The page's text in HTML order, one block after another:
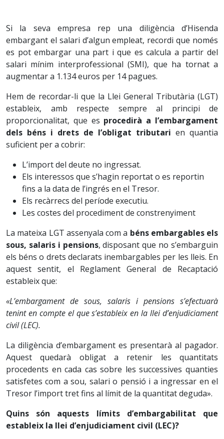
Si la seva empresa rep una diligència d’Hisenda
embargant el salari d’algun empleat, recordi que només
es pot embargar una part i que es calcula a partir del
salari mínim interprofessional (SMI), que ha tornat a
augmentar a 1.134 euros per 14 pagues.
Hem de recordar-li que la Llei General Tributària (LGT)
estableix, amb respecte sempre al principi de
proporcionalitat, que es procedirà a l’embargament
dels béns i drets de l’obligat tributari en quantia
suficient per a cobrir:
L’import del deute no ingressat.
Els interessos que s’hagin reportat o es reportin
fins a la data de l’ingrés en el Tresor.
Els recàrrecs del període executiu.
Les costes del procediment de constrenyiment
La mateixa LGT assenyala com a béns embargables els
sous, salaris i pensions, disposant que no s’embarguin
els béns o drets declarats inembargables per les lleis. En
aquest sentit, el Reglament General de Recaptació
estableix que:
«L’embargament de sous, salaris i pensions s’efectuarà
tenint en compte el que s’estableix en la llei d’enjudiciament
civil (LEC).
La diligència d’embargament es presentarà al pagador.
Aquest quedarà obligat a retenir les quantitats
procedents en cada cas sobre les successives quanties
satisfetes com a sou, salari o pensió i a ingressar en el
Tresor l’import tret fins al límit de la quantitat deguda».
Quins són aquests límits d’embargabilitat que
estableix la llei d’enjudiciament civil (LEC)?